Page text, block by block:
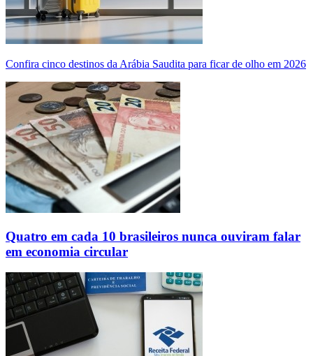
Confira cinco destinos da Arábia Saudita para ficar de olho em 2026
Quatro em cada 10 brasileiros nunca ouviram falar
em economia circular